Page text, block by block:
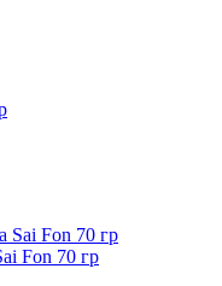
Fon 70 гр